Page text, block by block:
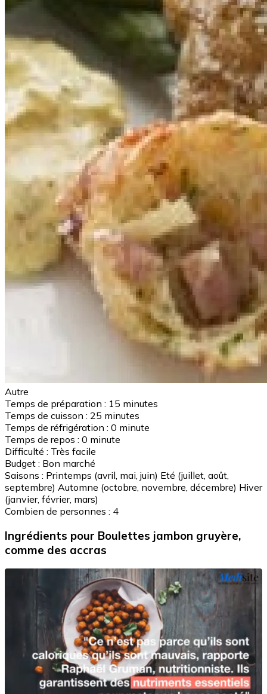
Autre
Temps de préparation : 15 minutes
Temps de cuisson : 25 minutes
Temps de réfrigération : 0 minute
Temps de repos : 0 minute
Difficulté : Très facile
Budget : Bon marché
Saisons : Printemps (avril, mai, juin) Eté (juillet, août,
septembre) Automne (octobre, novembre, décembre) Hiver
(janvier, février, mars)
Combien de personnes : 4
Ingrédients pour Boulettes jambon gruyère,
comme des accras